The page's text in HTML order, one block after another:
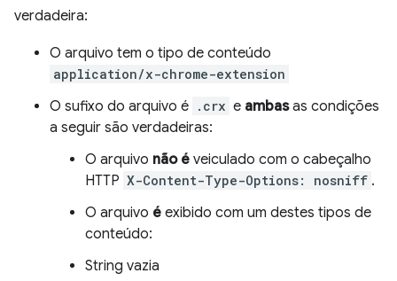
verdadeira:
O arquivo tem o tipo de conteúdo
application/x-chrome-extension
O sufixo do arquivo é .crx e ambasas condições
a seguir são verdadeiras:
O arquivo não é veiculado com o cabeçalho
HTTP X-Content-Type-Options: nosniff .
O arquivo é exibido com um destes tipos de
conteúdo:
String vazia